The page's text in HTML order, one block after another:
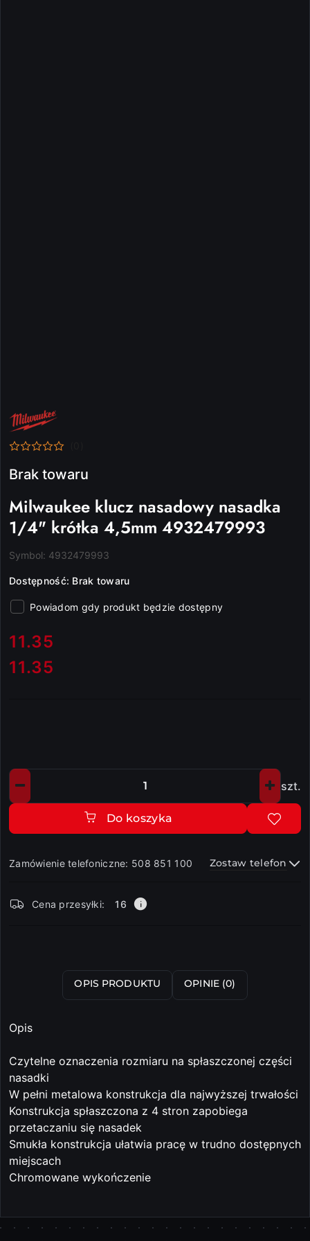
NAZWA
PRODUCENTA:
MILWAUKEE
Brak towaru
Milwaukee klucz nasadowy nasadka
1/4" krótka 4,5mm 4932479993
Symbol: 4932479993
Dostępność: Brak towaru
Powiadom gdy produkt będzie dostępny
cena:
11.35
Cena:
11.35
Ilość szt.
Do koszyka
Zamówienie telefoniczne: 508 851 100 Zostaw telefon
i
Cena przesyłki: 16
OPIS PRODUKTU OPINIE (0)
Opis
Czytelne oznaczenia rozmiaru na spłaszczonej części
nasadki
W pełni metalowa konstrukcja dla najwyższej trwałości
Konstrukcja spłaszczona z 4 stron zapobiega
przetaczaniu się nasadek
Smukła konstrukcja ułatwia pracę w trudno dostępnych
miejscach
Chromowane wykończenie